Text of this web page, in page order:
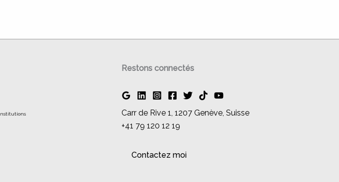
Restons connectés
Carr de Rive 1, 1207 Genève, Suisse
+41 79 120 12 19
Contactez moi